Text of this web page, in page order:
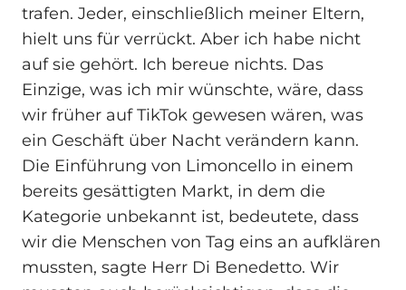
trafen. Jeder, einschließlich meiner Eltern,
hielt uns für verrückt. Aber ich habe nicht
auf sie gehört. Ich bereue nichts. Das
Einzige, was ich mir wünschte, wäre, dass
wir früher auf TikTok gewesen wären, was
ein Geschäft über Nacht verändern kann.
Die Einführung von Limoncello in einem
bereits gesättigten Markt, in dem die
Kategorie unbekannt ist, bedeutete, dass
wir die Menschen von Tag eins an aufklären
mussten, sagte Herr Di Benedetto. Wir